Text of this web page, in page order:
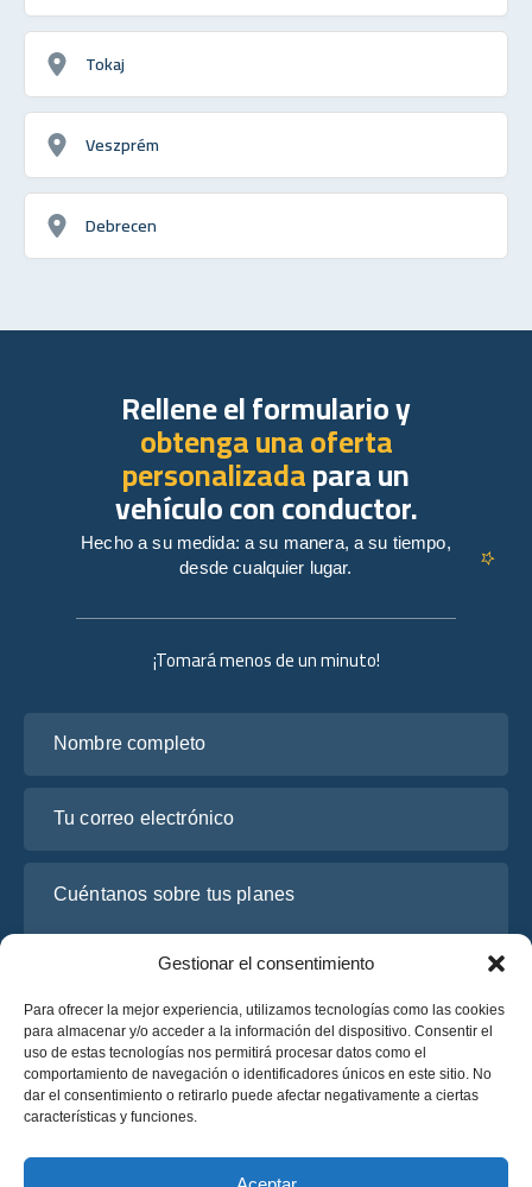
Gestionar el consentimiento
Para ofrecer la mejor experiencia, utilizamos tecnologías como las cookies
para almacenar y/o acceder a la información del dispositivo. Consentir el
uso de estas tecnologías nos permitirá procesar datos como el
comportamiento de navegación o identificadores únicos en este sitio. No
dar el consentimiento o retirarlo puede afectar negativamente a ciertas
características y funciones.
Tokaj
Veszprém
Debrecen
¡Tomará menos de un minuto!
He leído y acepto la
Solicite un presupuesto
Rellene el formulario y
obtenga una oferta
personalizadapara un
vehículo con conductor.
Hecho a su medida: a su manera, a su tiempo,
desde cualquier lugar.